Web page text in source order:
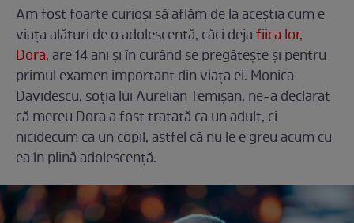
Am fost foarte curioși să aflăm de la aceștia cum e
viața alături de o adolescentă, căci dejafiica lor,
Dora, are 14 ani și în curând se pregătește și pentru
primul examen important din viața ei. Monica
Davidescu, soția lui Aurelian Temișan, ne-a declarat
că mereu Dora a fost tratată ca un adult, ci
nicidecum ca un copil, astfel că nu le e greu acum cu
ea în plină adolescență.